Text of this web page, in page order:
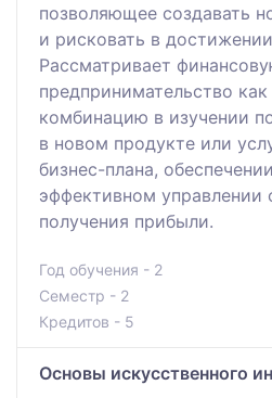
позволяющее создавать
и рисковать в
Рассматривает
предпринимательство
комбинацию в изучении
в новом продукте или
бизнес-плана,
эффективном
получения прибыли.
Год обучения - 2
Семестр - 2
Кредитов - 5
Основы искусственного